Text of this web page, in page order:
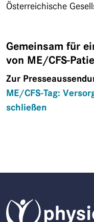
Österreichische
Gemeinsam für
von ME/CFS-
Zur
ME/CFS-Tag:
schließen